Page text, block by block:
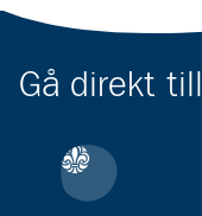
Gå direkt till